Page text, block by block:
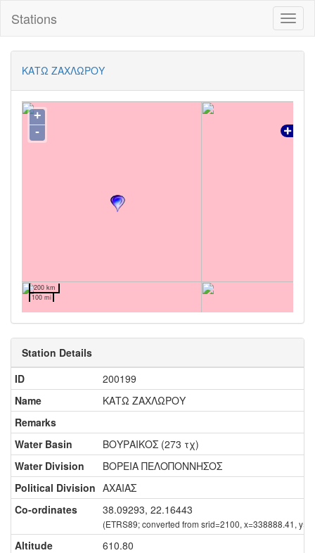
Stations
ΚΑΤΩ ΖΑΧΛΩΡΟΥ
+
-
200 km
100 mi
Station Details
ID
200199
Name
ΚΑΤΩ ΖΑΧΛΩΡΟΥ
Remarks
Water Basin
ΒΟΥΡΑΙΚΟΣ (273 τχ)
Water Division
ΒΟΡΕΙΑ ΠΕΛΟΠΟΝΝΗΣΟΣ
Political Division ΑΧΑΙΑΣ
Co-ordinates
38.09293, 22.16443
(ETRS89; converted from srid=2100, x=338888.41,
Altitude
610.80